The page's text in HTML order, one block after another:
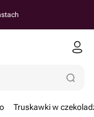
Truskawki w